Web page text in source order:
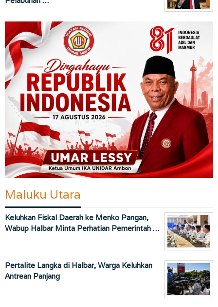
Maluku Utara
Keluhkan Fiskal Daerah ke Menko Pangan,
Wabup Halbar Minta Perhatian Pemerintah …
Pertalite Langka di Halbar, Warga Keluhkan
Antrean Panjang